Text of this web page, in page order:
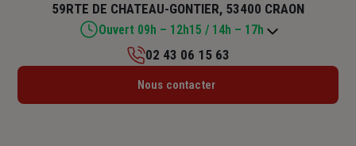
59RTE DE CHATEAU-GONTIER, 53400 CRAON
Ouvert 09h – 12h15 / 14h – 17h
Lundi : 09h – 12h15
02 43 06 15 63
Nous contacter